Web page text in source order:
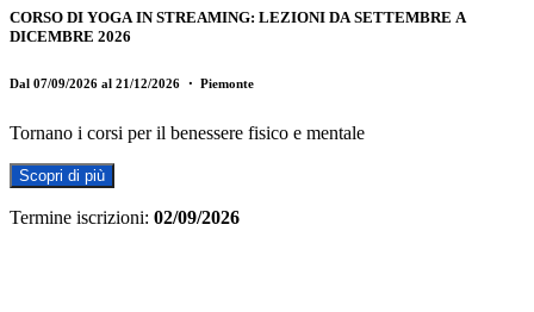
CORSO DI YOGA IN STREAMING: LEZIONI DA SETTEMBRE A
DICEMBRE 2026
Dal 07/09/2026 al 21/12/2026 ・ Piemonte
Tornano i corsi per il benessere fisico e mentale
Scopri di più
Termine iscrizioni: 02/09/2026